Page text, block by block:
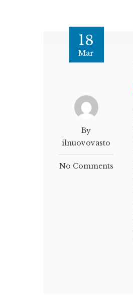
18
Mar
By
ilnuovovasto
No Comments